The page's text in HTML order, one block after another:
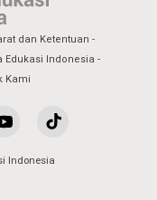
dan Ketentuan
Edukasi Indonesia
Kami
Indonesia